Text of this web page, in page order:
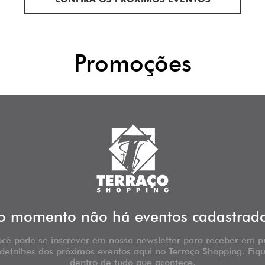
Promoções
momento não há eventos
pode se inscrever em nossa newsletter para receber em
dos próximos eventos aqui no Terraço Shopping.
dentro de tudo que acontece.